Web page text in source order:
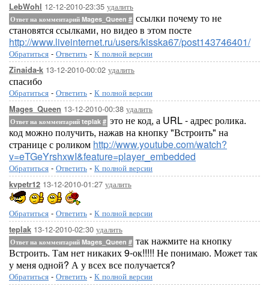
LebWohl 12-12-2010-23:35 удалить
Ответ на комментарий Mages_Queen # ссылки почему то не
становятся ссылками, но видео в этом посте
http://www.liveinternet.ru/users/kisska67/post143746401/
Обратиться - Ответить - К полной версии
Zinaida-k 13-12-2010-00:02 удалить
спасибо
Обратиться - Ответить - К полной версии
Mages_Queen 13-12-2010-00:38 удалить
Ответ на комментарий teplak # это не код, а URL - адрес ролика.
код можно получить, нажав на кнопку "Встроить" на
странице с роликом http://www.youtube.com/watch?
v=eTGeYrshxwI&feature=player_embedded
Обратиться - Ответить - К полной версии
kvpetr12 13-12-2010-01:27 удалить
Обратиться - Ответить - К полной версии
teplak 13-12-2010-02:30 удалить
Ответ на комментарий Mages_Queen # так нажмите на кнопку
Встроить. Там нет никаких 9-ок!!!!! Не понимаю. Может так
у меня одной? А у всех все получается?
Обратиться - Ответить - К полной версии